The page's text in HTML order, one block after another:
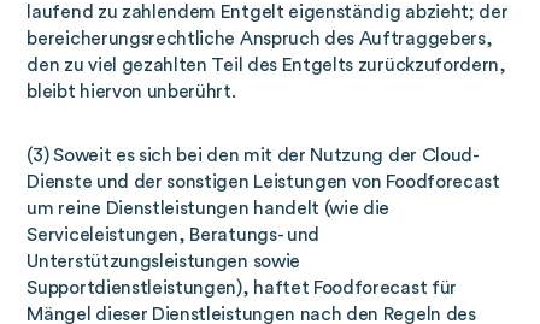
laufend zu zahlendem Entgelt eigenständig abzieht; der
bereicherungsrechtliche Anspruch des Auftraggebers,
den zu viel gezahlten Teil des Entgelts zurückzufordern,
bleibt hiervon unberührt.
(3) Soweit es sich bei den mit der Nutzung der Cloud-
Dienste und der sonstigen Leistungen von Foodforecast
um reine Dienstleistungen handelt (wie die
Serviceleistungen, Beratungs- und
Unterstützungsleistungen sowie
Supportdienstleistungen), haftet Foodforecast für
Mängel dieser Dienstleistungen nach den Regeln des